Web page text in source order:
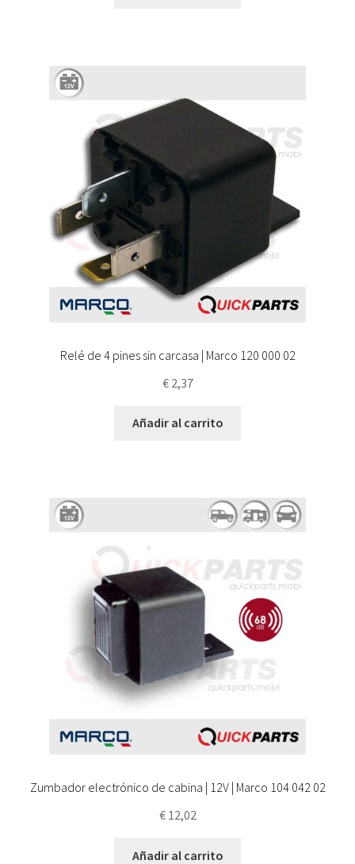
Relé de 4 pines sin carcasa | Marco 120 000 02
€2,37
Añadir al carrito
Zumbador electrónico de cabina | 12V | Marco 104 042 02
€12,02
Añadir al carrito